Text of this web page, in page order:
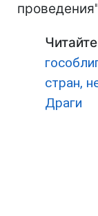
стран,
Драги